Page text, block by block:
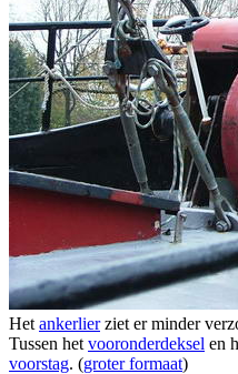
Het ankerlierziet er minder
Tussen het vooronderdeksel en
voorstag. (groter formaat)